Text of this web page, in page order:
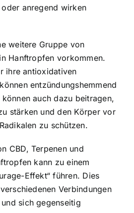
anregend wirken
weitere Gruppe von
Hanftropfen vorkommen.
ihre antioxidativen
entzündungshemmend
auch dazu beitragen,
stärken und den Körper vor
zu schützen.
CBD, Terpenen und
kann zu einem
Effekt“ führen. Dies
Verbindungen
sich gegenseitig